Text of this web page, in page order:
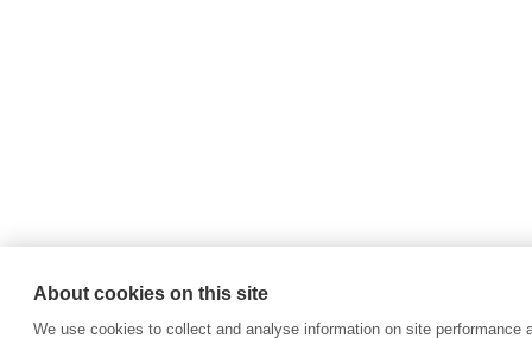
About cookies on this site
We use cookies to collect and analyse information on site performance